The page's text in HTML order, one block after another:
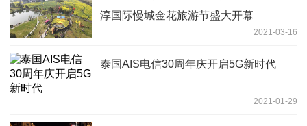
淳国际慢城金花旅游节盛大开幕
2021-03-16
泰国AIS电信30周年庆开启5G新时代
2021-01-29